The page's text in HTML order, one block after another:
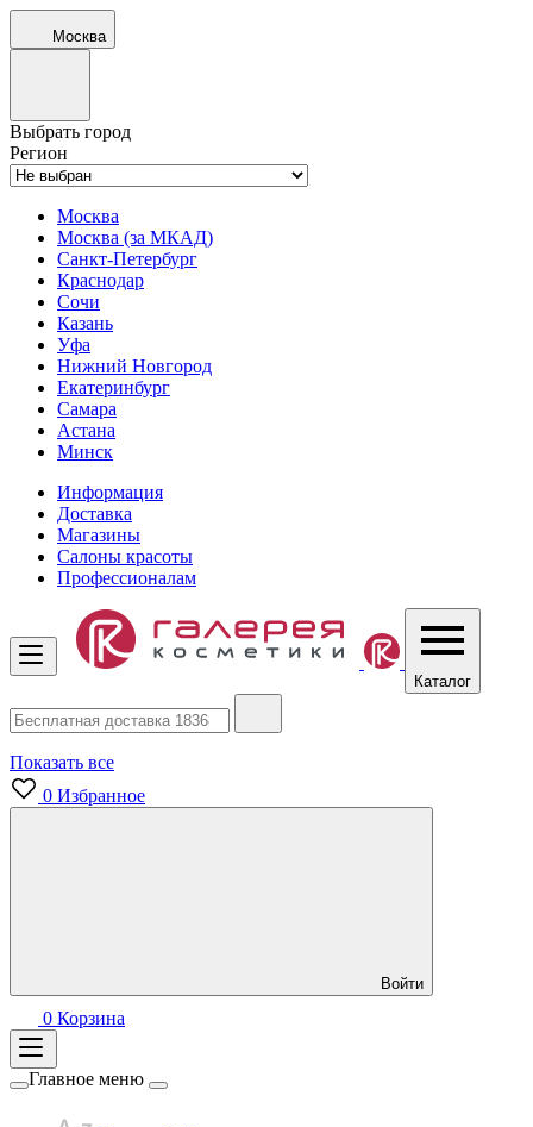
Москва
Выбрать город
Регион
Москва
Москва (за МКАД)
Санкт-Петербург
Краснодар
Сочи
Казань
Уфа
Нижний Новгород
Екатеринбург
Самара
Астана
Минск
Информация
Доставка
Магазины
Салоны красоты
Профессионалам
Каталог
Показать все
0 Избранное
Войти
0 Корзина
Главное меню